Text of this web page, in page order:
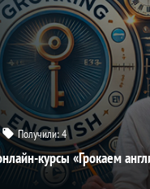
Получили:4
курсы «Грокаем